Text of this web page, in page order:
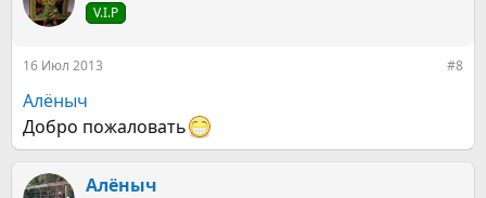
V.I.P
16 Июл 2013 #8
Алёныч
Добро пожаловать
Алёныч